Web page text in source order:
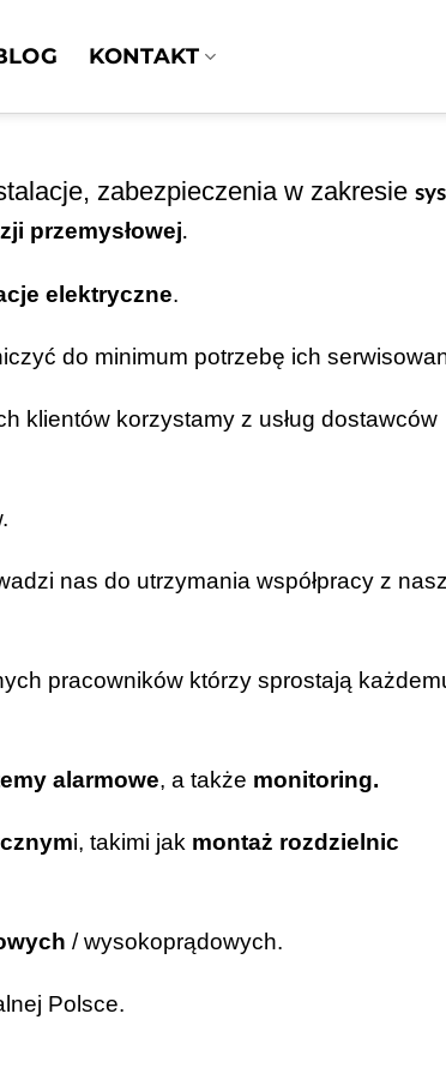
KONTAKT
zabezpieczenia w zakresie
przemysłowej.
elektryczne.
do minimum potrzebę ich
klientów korzystamy z usług dostawców
nas do utrzymania współpracy z
pracowników którzy sprostają
alarmowe, a także monitoring.
i, takimi jak montaż rozdzielnic
/ wysokoprądowych.
Polsce.